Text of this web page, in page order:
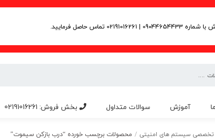
حاصل فرمایید.
آموزش سوالات متداول بخش فروش: 02191016261
سیستم های امنیتی / محصولات برچسب خورده “درب بازکن سیموت”